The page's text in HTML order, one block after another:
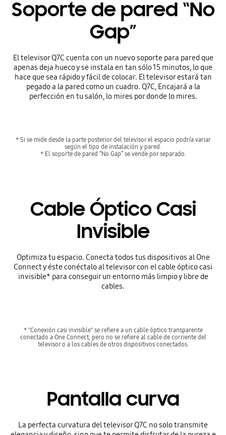
Soporte de pared “No
Gap”
El televisor Q7C cuenta con un nuevo soporte para pared que
apenas deja hueco y se instala en tan sólo 15 minutos, lo que
hace que sea rápido y fácil de colocar. El televisor estará tan
pegado a la pared como un cuadro. Q7C, Encajará a la
perfección en tu salón, lo mires por donde lo mires.
* Si se mide desde la parte posterior del televisor el espacio podría variar
según el tipo de instalación y pared.
* El soporte de pared “No Gap” se vende por separado.
Cable Óptico Casi
Invisible
Optimiza tu espacio. Conecta todos tus dispositivos al One
Connect y éste conéctalo al televisor con el cable óptico casi
invisible* para conseguir un entorno más limpio y libre de
cables.
* "Conexión casi invisible" se refiere a un cable óptico transparente
conectado a One Connect, pero no se refiere al cable de corriente del
televisor o a los cables de otros dispositivos conectados.
Pantalla curva
La perfecta curvatura del televisor Q7C no solo transmite